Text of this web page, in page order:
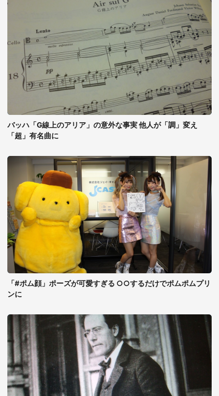
バッハ「G線上のアリア」の意外な事実 他人が「調」変え
「超」有名曲に
「#ポム顔」ポーズが可愛すぎる ○○するだけでポムポムプリ
ンに